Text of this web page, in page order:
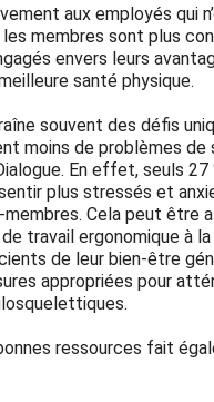
aux employés qui
les membres sont plus
envers leurs
santé physique.
souvent des défis
moins de problèmes de
En effet, seuls 27
plus stressés et
membres. Cela peut être
travail ergonomique à la
de leur bien-être
appropriées pour
ressources fait